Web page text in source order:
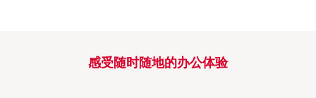
感受随时随地的办公体验